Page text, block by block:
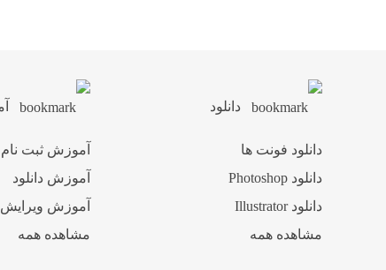
دانلود
دانلود فونت ها
دانلود Photoshop
دانلود Illustrator
مشاهده همه
آموزش ثبت نام
آموزش دانلود
آموزش
مشاهده همه